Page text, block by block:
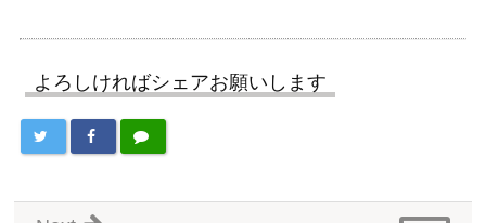
よろしければシェアお願いします